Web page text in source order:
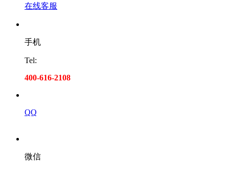
在线客服
手机
Tel:
400-616-2108
QQ
微信